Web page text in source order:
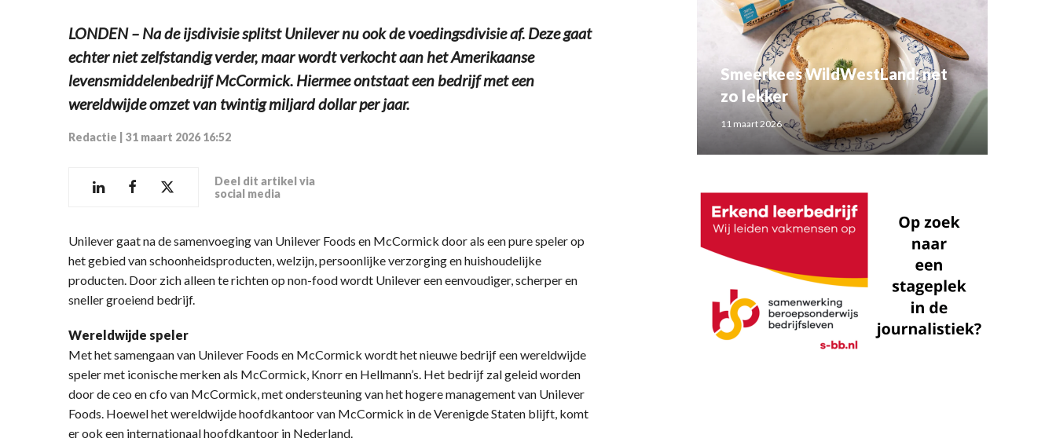
LONDEN – Na de ijsdivisie splitst Unilever nu ook de voedingsdivisie af. Deze gaat
echter niet zelfstandig verder, maar wordt verkocht aan het Amerikaanse
levensmiddelenbedrijf McCormick. Hiermee ontstaat een bedrijf met een
wereldwijde omzet van twintig miljard dollar per jaar.
Redactie 31 maart 2026 16:52
Deel dit artikel via
social media
Unilever gaat na de samenvoeging van Unilever Foods en McCormick door als een pure speler op
het gebied van schoonheidsproducten, welzijn, persoonlijke verzorging en huishoudelijke
producten. Door zich alleen te richten op non-food wordt Unilever een eenvoudiger, scherper en
sneller groeiend bedrijf.
Wereldwijde speler
Met het samengaan van Unilever Foods en McCormick wordt het nieuwe bedrijf een wereldwijde
speler met iconische merken als McCormick, Knorr en Hellmann’s. Het bedrijf zal geleid worden
door de ceo en cfo van McCormick, met ondersteuning van het hogere management van Unilever
Foods. Hoewel het wereldwijde hoofdkantoor van McCormick in de Verenigde Staten blijft, komt
er ook een internationaal hoofdkantoor in Nederland.
Smeerkees WildWestLand: net
zo lekker
11 maart 2026